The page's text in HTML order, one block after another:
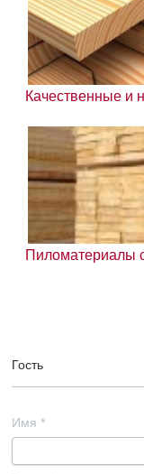
Качественные и
Пиломатериалы
Гость
Имя *